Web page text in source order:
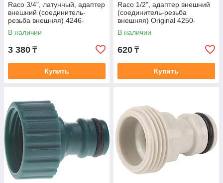
Raco 3/4", латунный, адаптер
внешний (соединитель-
резьба внешняя) 4246-
55012B
В наличии
3 380 ₸
Купить
Raco 1/2", адаптер внешний
(соединитель-резьба
внешняя) Original 4250-
55214T
В наличии
620 ₸
Купить